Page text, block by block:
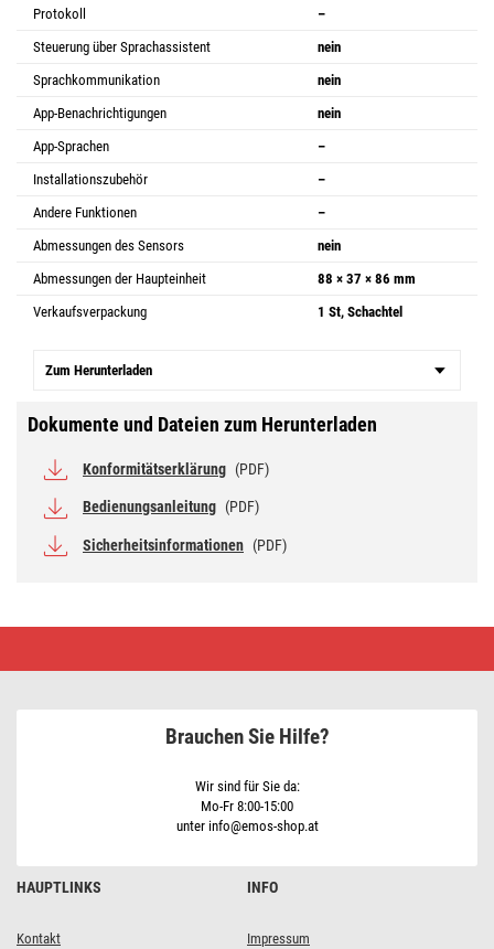
Protokoll
–
Steuerung über Sprachassistent
nein
Sprachkommunikation
nein
App-Benachrichtigungen
nein
App-Sprachen
–
Installationszubehör
–
Andere Funktionen
–
Abmessungen des Sensors
nein
Abmessungen der Haupteinheit
88 × 37 × 86 mm
Verkaufsverpackung
1 St, Schachtel
Zum Herunterladen
Dokumente und Dateien zum Herunterladen
Konformitätserklärung (PDF)
Bedienungsanleitung (PDF)
Sicherheitsinformationen (PDF)
mit
HAUPTLINKS
Kontakt
INFO
Impressum
Brauchen Sie Hilfe?
Wir sind für Sie da:
Mo-Fr 8:00-15:00
unter info@emos-shop.at